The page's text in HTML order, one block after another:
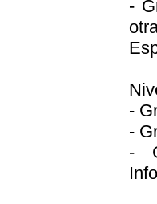
-
-
-
-